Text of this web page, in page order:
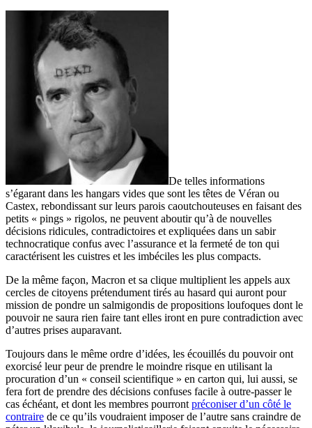
De telles informations
s’égarant dans les hangars vides que sont les têtes de Véran ou
Castex, rebondissant sur leurs parois caoutchouteuses en faisant des
petits « pings » rigolos, ne peuvent aboutir qu’à de nouvelles
décisions ridicules, contradictoires et expliquées dans un sabir
technocratique confus avec l’assurance et la fermeté de ton qui
caractérisent les cuistres et les imbéciles les plus compacts.
De la même façon, Macron et sa clique multiplient les appels aux
cercles de citoyens prétendument tirés au hasard qui auront pour
mission de pondre un salmigondis de propositions loufoques dont le
pouvoir ne saura rien faire tant elles iront en pure contradiction avec
d’autres prises auparavant.
Toujours dans le même ordre d’idées, les écouillés du pouvoir ont
exorcisé leur peur de prendre le moindre risque en utilisant la
procuration d’un « conseil scientifique » en carton qui, lui aussi, se
fera fort de prendre des décisions confuses facile à outre-passer le
cas échéant, et dont les membres pourront préconiser d’un côté le
contraire de ce qu’ils voudraient imposer de l’autre sans craindre de